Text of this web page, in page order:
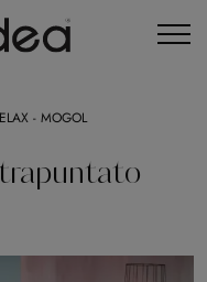
- MOGOL